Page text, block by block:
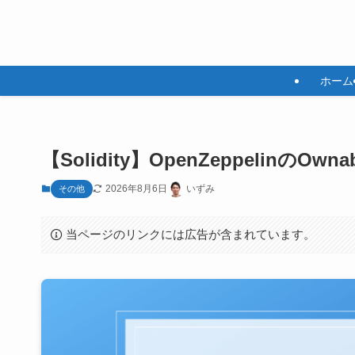
ホーム
【Solidity】OpenZeppelinの
その他 2026年8月6日 いずみ
当ページのリンクには広告が含まれています。